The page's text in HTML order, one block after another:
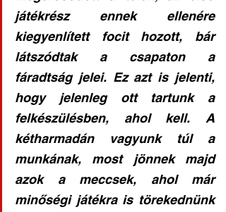
játékrész ennek ellenére
kiegyenlített focit hozott, bár
látszódtak a csapaton a
fáradtság jelei. Ez azt is jelenti,
hogy jelenleg ott tartunk a
felkészülésben, ahol kell. A
kétharmadán vagyunk túl a
munkának, most jönnek majd
azok a meccsek, ahol már
minőségi játékra is törekednünk